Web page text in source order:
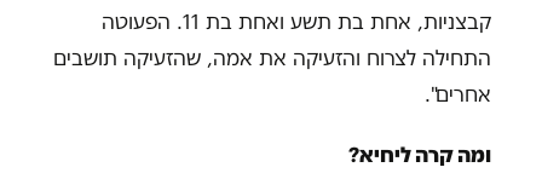
קבצניות, אחת בת תשע ואחת בת 11. הפעוטה
התחילה לצרוח והזעיקה את אמה, שהזעיקה תושבים
אחרים".
ומה קרה ליחיא?